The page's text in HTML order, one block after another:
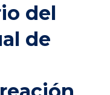
del
de